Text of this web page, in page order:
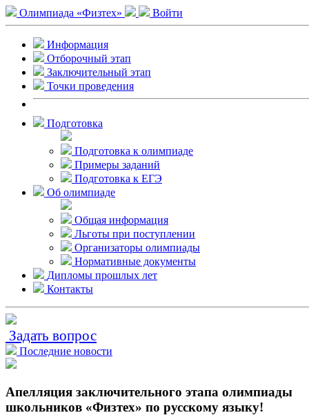
Олимпиада «Физтех» Войти
Информация
Отборочный этап
Заключительный этап
Точки проведения
Подготовка
Подготовка к олимпиаде
Примеры заданий
Подготовка к ЕГЭ
Об олимпиаде
Общая информация
Льготы при поступлении
Организаторы олимпиады
Нормативные документы
Дипломы прошлых лет
Контакты
Задать вопрос
Последние новости
Апелляция заключительного этапа олимпиады
школьников «Физтех» по русскому языку!